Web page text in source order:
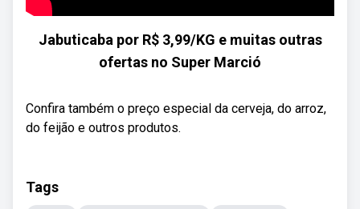
Jabuticaba por R$ 3,99/KG e muitas outras
ofertas no Super Marció
Confira também o preço especial da cerveja, do arroz,
do feijão e outros produtos.
Tags